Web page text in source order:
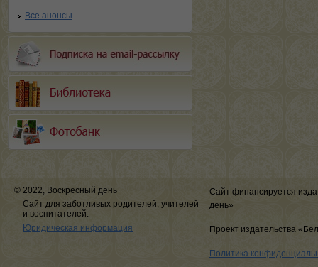
Все анонсы
© 2022, Воскресный день
Сайт для заботливых родителей, учителей
и воспитателей.
Юридическая информация
Сайт финансируется
день»
Проект издательства
Политика